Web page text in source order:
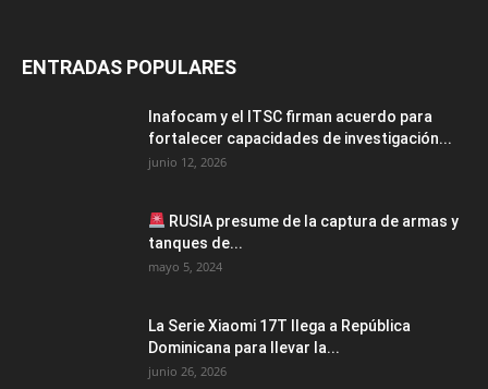
ENTRADAS POPULARES
Inafocam y el ITSC firman acuerdo para
fortalecer capacidades de investigación...
junio 12, 2026
RUSIA presume de la captura de armas y
tanques de...
mayo 5, 2024
La Serie Xiaomi 17T llega a República
Dominicana para llevar la...
junio 26, 2026